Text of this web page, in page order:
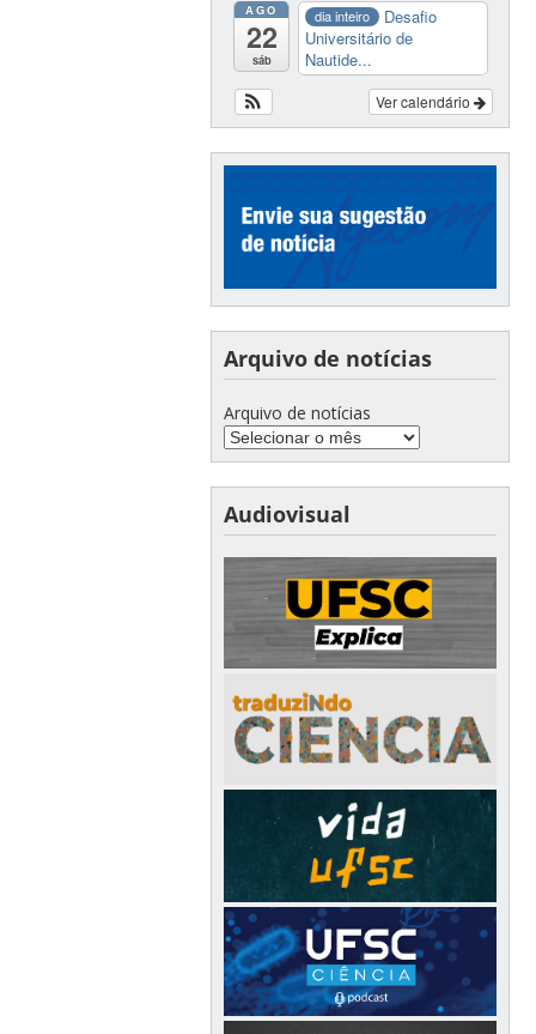
AGO
22
sáb
dia inteiro
Desafio
Universitário de
Nautide...
Ver calendário
Arquivo de notícias
Arquivo de notícias
Audiovisual